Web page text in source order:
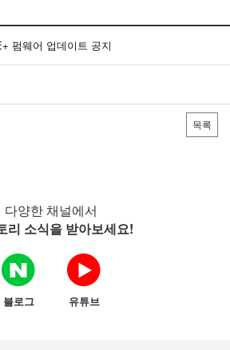
펌웨어 업데이트 공지
목록
다양한 채널에서
리 소식을 받아보세요!
블로그 유튜브